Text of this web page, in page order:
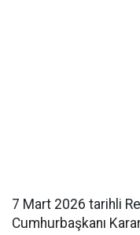
7 Mart 2026 tarihli
Cumhurbaşkanı